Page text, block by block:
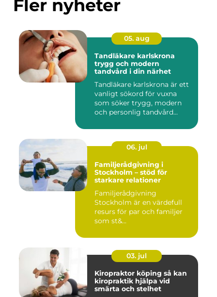
Fler nyheter
05. aug
Tandläkare karlskrona
trygg och modern
tandvård i din närhet
Tandläkare karlskrona är ett
vanligt sökord för vuxna
som söker trygg, modern
och personlig tandvård...
06. jul
Familjerådgivning i
Stockholm – stöd för
starkare relationer
Familjerådgivning
Stockholm är en värdefull
resurs för par och familjer
som st&...
03. jul
Kiropraktor köping så kan
kiropraktik hjälpa vid
smärta och stelhet